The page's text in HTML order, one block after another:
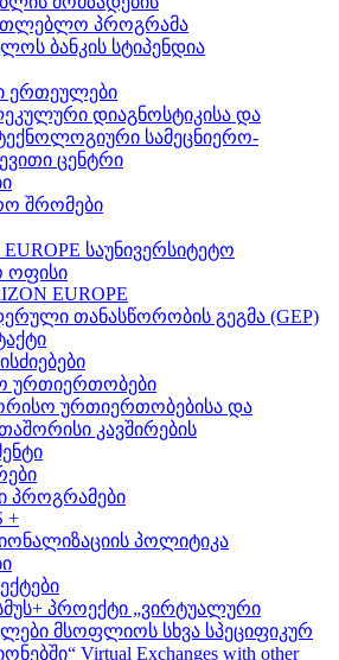
პროგრამა
ბანკის სტიპენდია
ერთეულები
დიაგნოსტიკისა და
სამეცნიერო-
ცენტრი
შრომები
საუნივერსიტეტო
ოფისი
EUROPE
თანასწორობის გეგმა (GEP)
ურთიერთობები
ურთიერთობებისა და
კავშირების
პროგრამები
+
პოლიტიკა
პროექტი „ვირტუალური
მსოფლიოს სხვა სპეციფიკურ
Virtual Exchanges with other